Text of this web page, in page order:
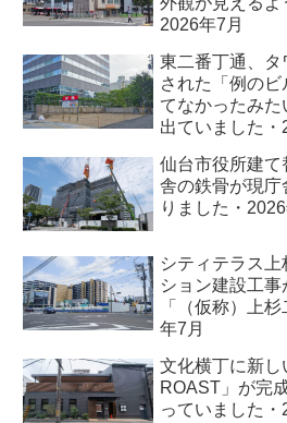
2026年7月
東二番丁通、
された「例の
てなかったみ
出ていました・
仙台市役所建
舎の鉄骨が現
りました・
シティテラス
ション建設工
「（仮称）上
年7月
文化横丁に新
ROAST」が完
っていました・